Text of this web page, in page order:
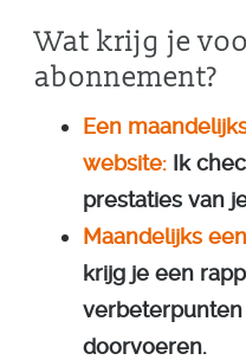
Wat krijg je
abonnement?
Een
website: Ik
prestaties van
Maandelijks
krijg je een
doorvoeren.